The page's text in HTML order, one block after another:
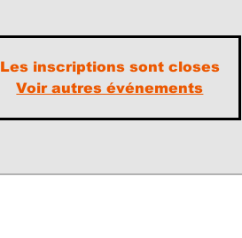
Les inscriptions sont closes
Voir autres événements